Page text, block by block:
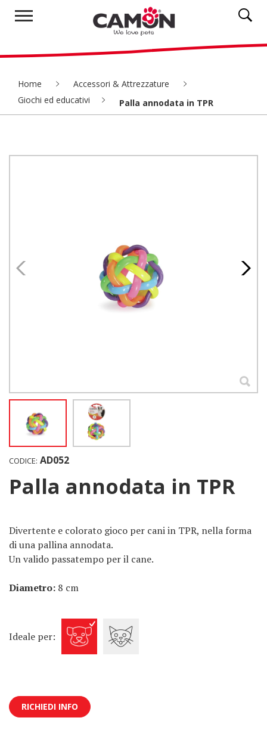
Home
Accessori & Attrezzature
Giochi ed educativi
Palla annodata in TPR
CODICE: AD052
Palla annodata in TPR
Divertente e colorato gioco per cani in TPR, nella forma
di una pallina annodata.
Un valido passatempo per il cane.
Diametro: 8 cm
Ideale per:
RICHIEDI INFO